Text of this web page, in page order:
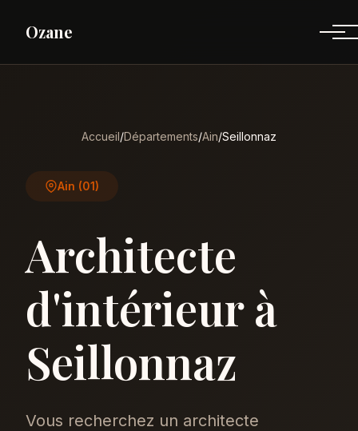
Ozane
Accueil/Départements/Ain/Seillonnaz
Ain (01)
Architecte
d'intérieur à
Seillonnaz
Vous recherchez un architecte